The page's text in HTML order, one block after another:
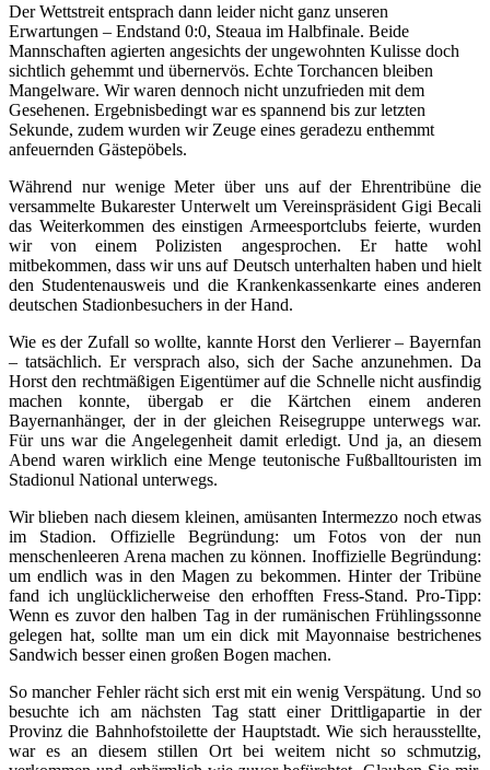
Der Wettstreit entsprach dann leider nicht ganz unseren
Erwartungen – Endstand 0:0, Steaua im Halbfinale. Beide
Mannschaften agierten angesichts der ungewohnten Kulisse doch
sichtlich gehemmt und übernervös. Echte Torchancen bleiben
Mangelware. Wir waren dennoch nicht unzufrieden mit dem
Gesehenen. Ergebnisbedingt war es spannend bis zur letzten
Sekunde, zudem wurden wir Zeuge eines geradezu enthemmt
anfeuernden Gästepöbels.
Während nur wenige Meter über uns auf der Ehrentribüne die
versammelte Bukarester Unterwelt um Vereinspräsident Gigi Becali
das Weiterkommen des einstigen Armeesportclubs feierte, wurden
wir von einem Polizisten angesprochen. Er hatte wohl
mitbekommen, dass wir uns auf Deutsch unterhalten haben und hielt
den Studentenausweis und die Krankenkassenkarte eines anderen
deutschen Stadionbesuchers in der Hand.
Wie es der Zufall so wollte, kannte Horst den Verlierer – Bayernfan
– tatsächlich. Er versprach also, sich der Sache anzunehmen. Da
Horst den rechtmäßigen Eigentümer auf die Schnelle nicht ausfindig
machen konnte, übergab er die Kärtchen einem anderen
Bayernanhänger, der in der gleichen Reisegruppe unterwegs war.
Für uns war die Angelegenheit damit erledigt. Und ja, an diesem
Abend waren wirklich eine Menge teutonische Fußballtouristen im
Stadionul National unterwegs.
Wir blieben nach diesem kleinen, amüsanten Intermezzo noch etwas
im Stadion. Offizielle Begründung: um Fotos von der nun
menschenleeren Arena machen zu können. Inoffizielle Begründung:
um endlich was in den Magen zu bekommen. Hinter der Tribüne
fand ich unglücklicherweise den erhofften Fress-Stand. Pro-Tipp:
Wenn es zuvor den halben Tag in der rumänischen Frühlingssonne
gelegen hat, sollte man um ein dick mit Mayonnaise bestrichenes
Sandwich besser einen großen Bogen machen.
So mancher Fehler rächt sich erst mit ein wenig Verspätung. Und so
besuchte ich am nächsten Tag statt einer Drittligapartie in der
Provinz die Bahnhofstoilette der Hauptstadt. Wie sich herausstellte,
war es an diesem stillen Ort bei weitem nicht so schmutzig,